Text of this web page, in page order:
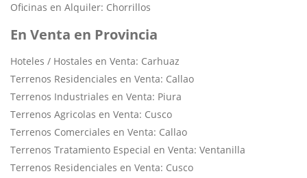
Oficinas en Alquiler: Chorrillos
En Venta en Provincia
Hoteles / Hostales en Venta: Carhuaz
Terrenos Residenciales en Venta: Callao
Terrenos Industriales en Venta: Piura
Terrenos Agricolas en Venta: Cusco
Terrenos Comerciales en Venta: Callao
Terrenos Tratamiento Especial en Venta: Ventanilla
Terrenos Residenciales en Venta: Cusco